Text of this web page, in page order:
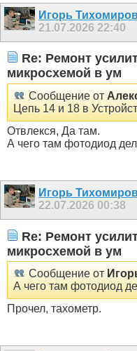
Игорь
21.07.2026 22:40
Re: Ремонт
микросхемой в ум
Сообщение от
Цепь 14 и 18 в
Отвлекся, Да там.
А чего там фотодиод
Игорь
22.07.2026 00:38
Re: Ремонт
микросхемой в ум
Сообщение от
А чего там фотодиод
Прочел, тахометр.